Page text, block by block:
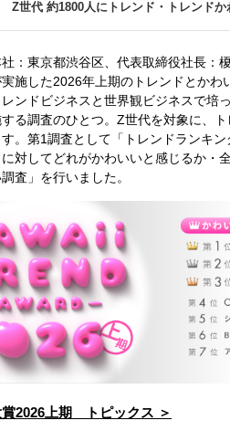
Z世代 約1800人にトレンド・トレンドか
：東京都渋谷区、代表取締役社長：
施した2026年上期のトレンドとかわ
ンドビジネスと世界観ビジネスで培
る調査のひとつ。Z世代を対象に、
。第1調査として「トレンドランキ
対してどれがかわいいと感じるか・
査」を行いました。
賞2026上期 トピックス